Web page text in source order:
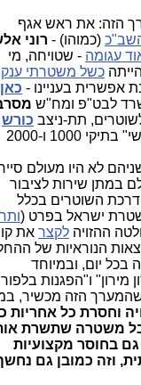
את ראש אגף
-רוני אלשיך,
- שטויחה, מי
משטרתי ענק,
בעניינו -כאן, לא
ומח"שמסרבת
תת-ניצבכורש
" "תיקי האלפים" ו"תופר ראשי" בתיקי 1000 ו-2000
היו מעולם סיירים,
שירות לציבור
בכלל
בפרט (ותחת
לקצראת קורס
הנוראיות של ההחלטות
ובמיוחד
ו"הפגנות בלפור".
הזה מכשיר, במשך
כל אחריות כלפי
שתשרת אותו
מקצועיות
כמובן גם נחשף